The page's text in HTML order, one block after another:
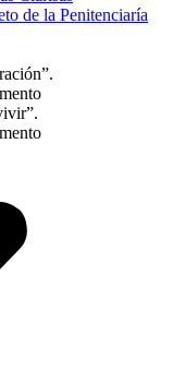
de la Penitenciaría